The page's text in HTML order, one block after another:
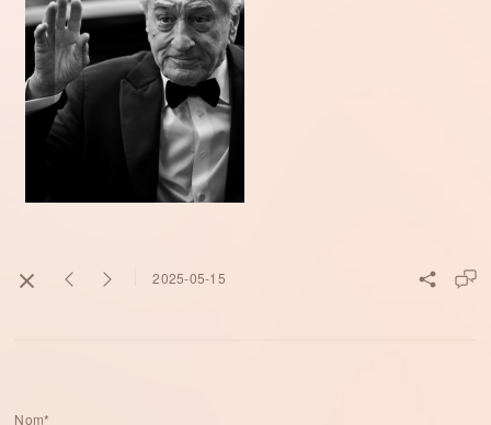
2025-05-15
Nom*